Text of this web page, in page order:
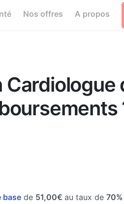
Nos offres A propos
base de 51,00€ au taux de 70%